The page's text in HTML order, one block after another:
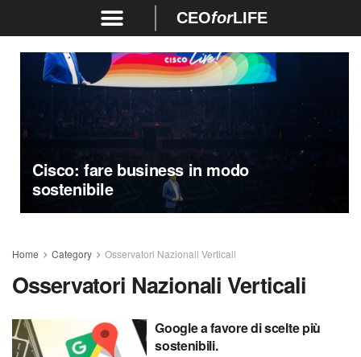
CEOforLIFE
Cisco: fare business in modo
sostenibile
Home Category Osservatori Nazionali Verticali
Osservatori Nazionali Verticali
Google a favore di scelte più
sostenibili.